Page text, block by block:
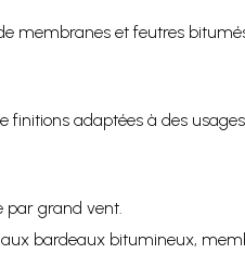
membranes et feutres
finitions adaptées à des
par grand vent.
bardeaux bitumineux,